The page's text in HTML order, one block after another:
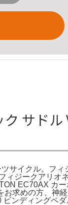
サド
サイクル。フ
ィジークアリ
EC70AX カ
求めの方、神
ンディングペダ